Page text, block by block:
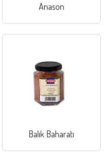
Anason
Balık Baharatı